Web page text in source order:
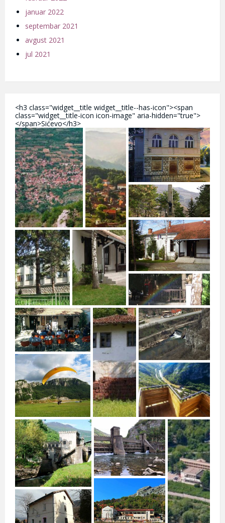
januar 2022
septembar 2021
avgust 2021
jul 2021
<h3 class="widget__title widget__title--has-icon"><span
class="widget__title-icon icon-image" aria-hidden="true">
</span>Sićevo</h3>